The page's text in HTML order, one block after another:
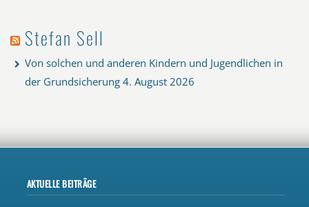
Stefan Sell
Von solchen und anderen Kindern und Jugendlichen in
der Grundsicherung 4. August 2026
AKTUELLE BEITRÄGE